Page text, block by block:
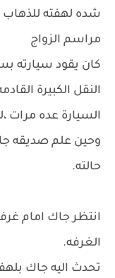
شده لهفته للذهاب
مراسم الزواج
كان يقود سيارته
النقل الكبيرة
السيارة عده مرات
وحين علم صديقه
حالته.
انتظر جاك امام
الغرفه.
تحدث اليه جاك